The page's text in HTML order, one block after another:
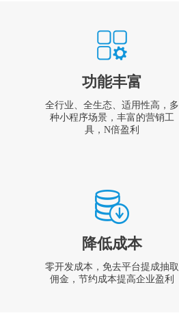
功能丰富
全行业、全生态、适用性高，多
种小程序场景，丰富的营销工
具，N倍盈利
降低成本
零开发成本，免去平台提成抽取
佣金，节约成本提高企业盈利